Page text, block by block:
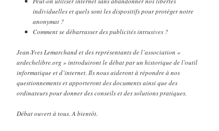
individuelles et quels sont les dispositifs pour protéger notre
anonymat ?
Comment se débarrasser des publicités intrusives ?
Jean-Yves Lemarchand et des représentants de l’association «
ardechelibre.org » introduiront le débat par un historique de l’outil
informatique et d’internet. Ils nous aideront à répondre à nos
questionnements et apporteront des documents ainsi que des
ordinateurs pour donner des conseils et des solutions pratiques.
Débat ouvert à tous. A bientôt.